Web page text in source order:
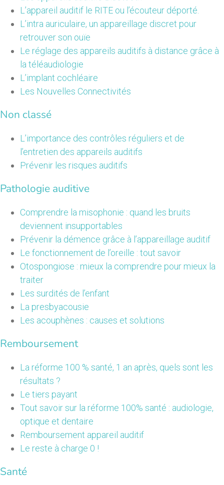
L’appareil auditif le RITE ou l’écouteur déporté.
L’intra auriculaire, un appareillage discret pour
retrouver son ouïe
Le réglage des appareils auditifs à distance grâce à
la téléaudiologie
L’implant cochléaire
Les Nouvelles Connectivités
Non classé
L’importance des contrôles réguliers et de
l’entretien des appareils auditifs
Prévenir les risques auditifs
Pathologie auditive
Comprendre la misophonie : quand les bruits
deviennent insupportables
Prévenir la démence grâce à l’appareillage auditif
Le fonctionnement de l’oreille : tout savoir
Otospongiose : mieux la comprendre pour mieux la
traiter
Les surdités de l’enfant
La presbyacousie
Les acouphènes : causes et solutions
Remboursement
La réforme 100 % santé, 1 an après, quels sont les
résultats ?
Le tiers payant
Tout savoir sur la réforme 100% santé : audiologie,
optique et dentaire
Remboursement appareil auditif
Le reste à charge 0 !
Santé